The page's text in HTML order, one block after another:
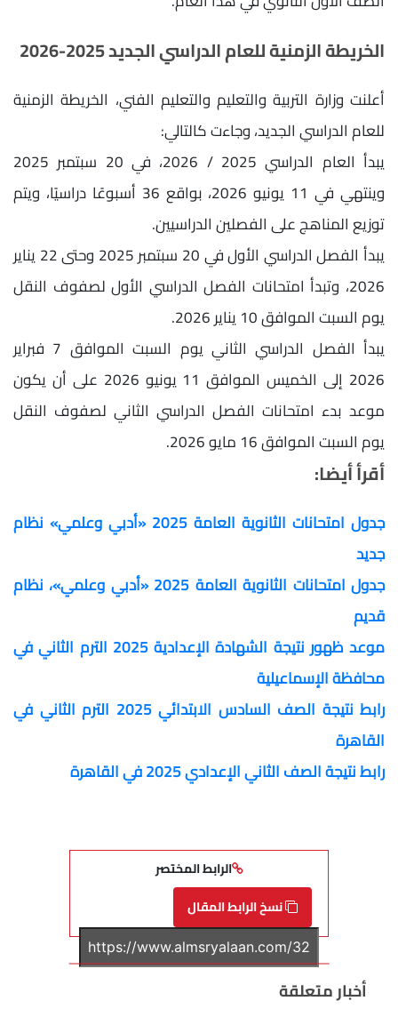
الخريطة الزمنية للعام الدراسي الجديد 2025-2026
أعلنت وزارة التربية والتعليم والتعليم الفني، الخريطة الزمنية
للعام الدراسي الجديد، وجاءت كالتالي:
يبدأ العام الدراسي 2025 / 2026، في 20 سبتمبر 2025
وينتهي في 11 يونيو 2026، بواقع 36 أسبوعًا دراسيًا، ويتم
توزيع المناهج على الفصلين الدراسيين.
يبدأ الفصل الدراسي الأول في 20 سبتمبر 2025 وحتى 22 يناير
2026، وتبدأ امتحانات الفصل الدراسي الأول لصفوف النقل
يوم السبت الموافق 10 يناير 2026.
يبدأ الفصل الدراسي الثاني يوم السبت الموافق 7 فبراير
2026 إلى الخميس الموافق 11 يونيو 2026 على أن يكون
موعد بدء امتحانات الفصل الدراسي الثاني لصفوف النقل
يوم السبت الموافق 16 مايو 2026.
أقرأ أيضا:
جدول امتحانات الثانوية العامة 2025 «أدبي وعلمي» نظام
جديد
جدول امتحانات الثانوية العامة 2025 «أدبي وعلمي»، نظام
قديم
موعد ظهور نتيجة الشهادة الإعدادية 2025 الترم الثاني في
محافظة الإسماعيلية
رابط نتيجة الصف السادس الابتدائي 2025 الترم الثاني في
القاهرة
رابط نتيجة الصف الثاني الإعدادي 2025 في القاهرة
الرابط المختصر
نسخ الرابط المقال
أخبار متعلقة